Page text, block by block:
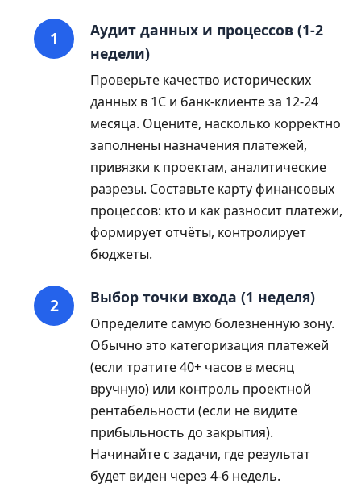
Аудит данных и процессов (1-2
недели)
Проверьте качество исторических
данных в 1С и банк-клиенте за 12-24
месяца. Оцените, насколько корректно
заполнены назначения платежей,
привязки к проектам, аналитические
разрезы. Составьте карту финансовых
процессов: кто и как разносит платежи,
формирует отчёты, контролирует
бюджеты.
Выбор точки входа (1 неделя)
Определите самую болезненную зону.
Обычно это категоризация платежей
(если тратите 40+ часов в месяц
вручную) или контроль проектной
рентабельности (если не видите
прибыльность до закрытия).
Начинайте с задачи, где результат
будет виден через 4-6 недель.